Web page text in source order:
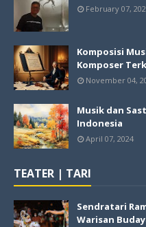
February 07,
Komposisi
Komposer
November 04,
Musik dan
Indonesia
April 07, 2024
TEATER | TARI
Sendratari
Warisan